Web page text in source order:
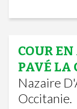
COUR
PAVÉ LA
Nazaire
Occitanie.